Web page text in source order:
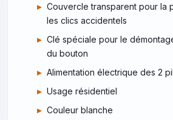
Couvercle transparent pour la
les clics accidentels
Clé spéciale pour le
du bouton
Alimentation électrique des 2
Usage résidentiel
Couleur blanche